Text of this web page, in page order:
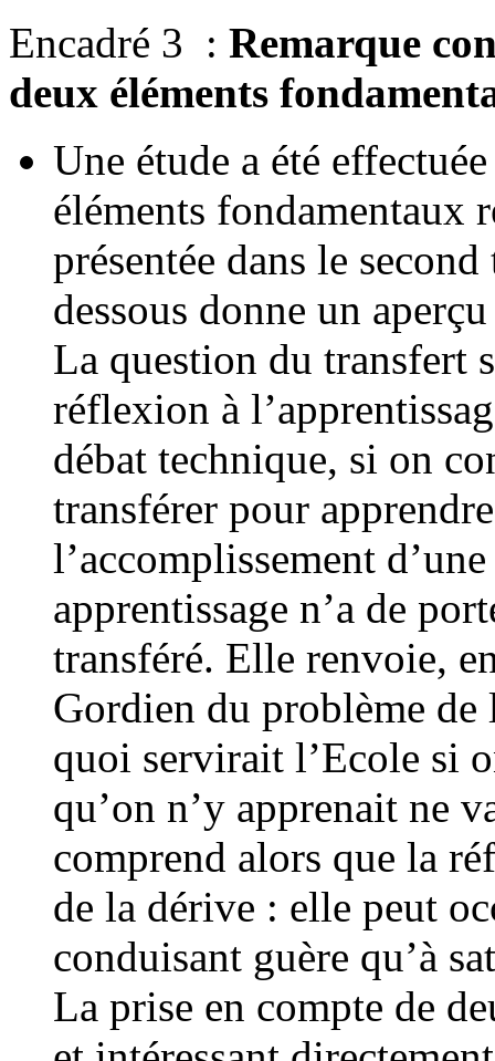
Encadré 3 : Remarque
deux éléments
Une étude a été
éléments fondamentaux
présentée dans le
dessous donne un
La question du transfert
réflexion à
débat technique, si on
transférer pour
l’accomplissement
apprentissage n’a de
transféré. Elle renvoie,
Gordien du problème de
quoi servirait l’Ecole si
qu’on n’y apprenait ne
comprend alors que la
de la dérive : elle peut
conduisant guère qu’à
La prise en compte de